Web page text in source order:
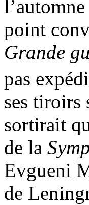
point
Grande
pas
ses tiroirs
sortirait
de la
Evgueni
de